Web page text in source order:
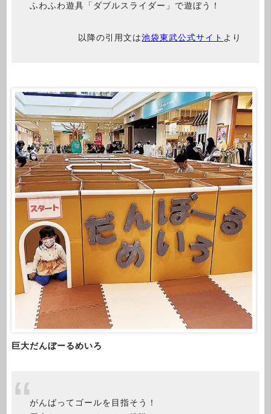
ふわふわ遊具「ダブルスライダー」で遊ぼう！
以降の引用文は池袋東武公式サイト より
巨大だんぼーるめいろ
がんばってゴールを目指そう！